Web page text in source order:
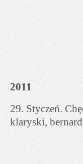
2011
29. Styczeń.
klaryski,